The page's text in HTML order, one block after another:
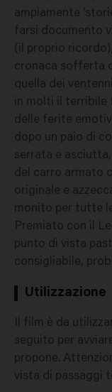
ampiamente
farsi documento
(il proprio
cronaca sofferta
quella dei
in molti il terribile
delle ferite
dopo un paio di
serrata e
del carro armato
originale e
monito per tutte
Premiato con il
punto di vista
consigliabile,
Utilizzazione
Il film è da
seguito per
propone.
vista di passaggi